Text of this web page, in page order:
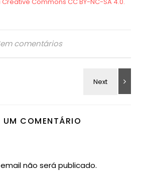
comentários
UM COMENTÁRIO
não será publicado.